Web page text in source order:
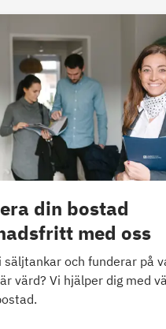
din bostad
med oss
säljtankar och funderar på
värd? Vi hjälper dig med